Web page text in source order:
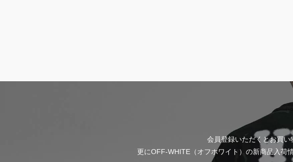
会員登録いただくとお買い
更にOFF-WHITE（オフホワイト）の新商品入荷